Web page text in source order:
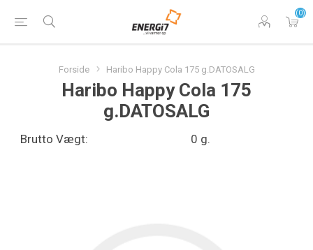
(0)
Forside Haribo Happy Cola 175 g.DATOSALG
Haribo Happy Cola 175
g.DATOSALG
Brutto Vægt: 0 g.